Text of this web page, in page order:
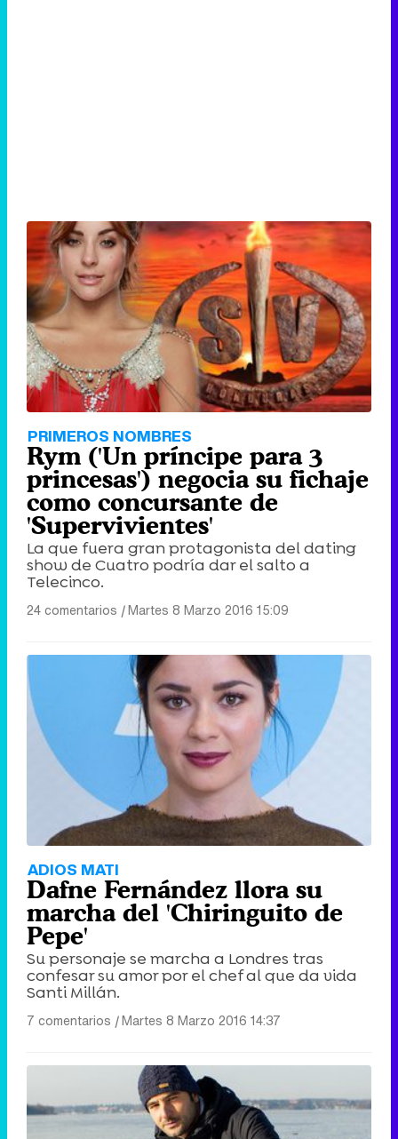
PRIMEROS NOMBRES
Rym ('Un príncipe para 3
princesas') negocia su fichaje
como concursante de
'Supervivientes'
La que fuera gran protagonista del dating
show de Cuatro podría dar el salto a
Telecinco.
24 comentarios |Martes 8 Marzo 2016 15:09
ADIOS MATI
Dafne Fernández llora su
marcha del 'Chiringuito de
Pepe'
Su personaje se marcha a Londres tras
confesar su amor por el chef al que da vida
Santi Millán.
7 comentarios |Martes 8 Marzo 2016 14:37